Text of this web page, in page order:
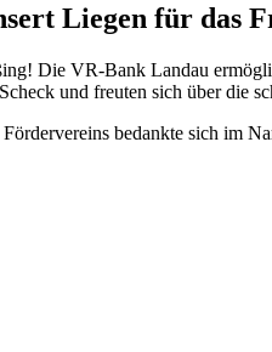
Liegen für das
Die VR-Bank Landau
und freuten sich über die
bedankte sich im